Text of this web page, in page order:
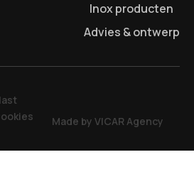
Inox producten
Advies & ontwerp
Made by VICAR Agency